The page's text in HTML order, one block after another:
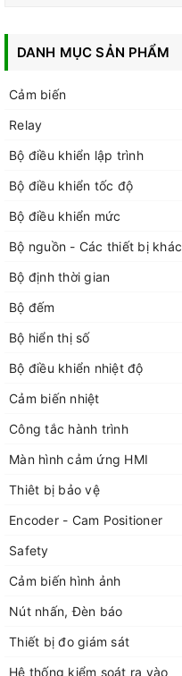
DANH MỤC SẢN PHẨM
Cảm biến
Relay
Bộ điều khiển lập trình
Bộ điều khiển tốc độ
Bộ điều khiển mức
Bộ nguồn - Các thiết bị khác
Bộ định thời gian
Bộ đếm
Bộ hiển thị số
Bộ điều khiển nhiệt độ
Cảm biến nhiệt
Công tắc hành trình
Màn hình cảm ứng HMI
Thiêt bị bảo vệ
Encoder - Cam Positioner
Safety
Cảm biến hình ảnh
Nút nhấn, Đèn báo
Thiết bị đo giám sát
Hệ thống kiểm soát ra vào